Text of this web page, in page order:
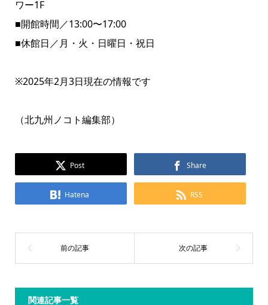
ワー1F
■開館時間／13:00〜17:00
■休館日／月・火・日曜日・祝日
※2025年2月3日現在の情報です
（北九州ノコト編集部）
Post Share
Hatena RSS
関連記事一覧